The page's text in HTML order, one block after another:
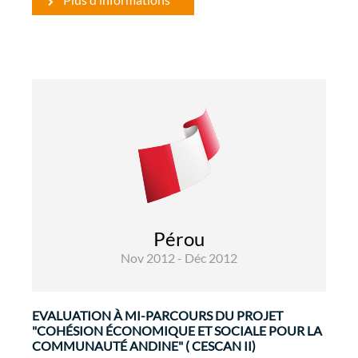
Pérou
Nov 2012 - Déc 2012
Gouvernance et Renforcement
Evaluations
sociale de la Communauté andine. L'objectif
spécifique est de contribuer à renforcer ...
EVALUATION À MI-PARCOURS DU PROJET
"COHÉSION ÉCONOMIQUE ET SOCIALE POUR LA
COMMUNAUTÉ ANDINE" ( CESCAN II)